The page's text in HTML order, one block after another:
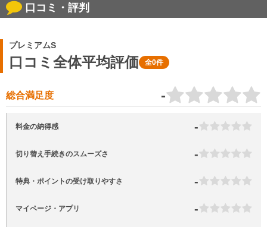
口コミ・評判
プレミアムS
口コミ全体平均評価 全0件
総合満足度 -
料金の納得感 -
切り替え手続きのスムーズさ -
特典・ポイントの受け取りやすさ -
マイページ・アプリ -